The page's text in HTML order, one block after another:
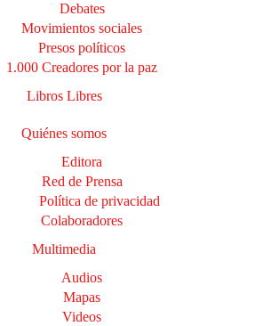
Debates
Movimientos sociales
Presos políticos
1.000 Creadores por la paz
Libros Libres
Quiénes somos
Editora
Red de Prensa
Política de privacidad
Colaboradores
Multimedia
Audios
Mapas
Videos